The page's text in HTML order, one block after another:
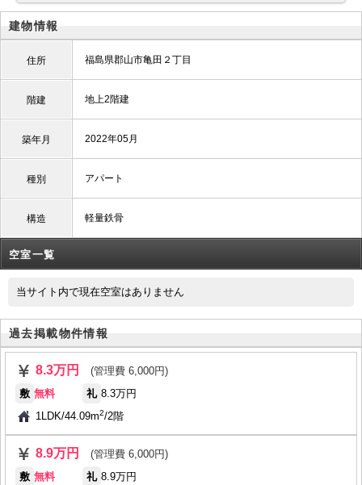
建物情報
住所 福島県郡山市亀田２丁目
階建 地上2階建
築年月 2022年05月
種別 アパート
構造 軽量鉄骨
空室一覧
当サイト内で現在空室はありません
過去掲載物件情報
8.3万円
(管理費 6,000円)
敷 無料 礼 8.3万円
1LDK/44.09m2/2階
8.9万円
(管理費 6,000円)
敷 無料 礼 8.9万円